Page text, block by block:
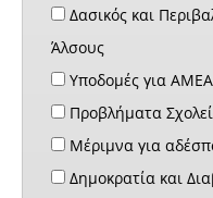
Δασικός και
Άλσους
Υποδομές για ΑΜΕΑ
Προβλήματα
Μέριμνα για
Δημοκρατία και